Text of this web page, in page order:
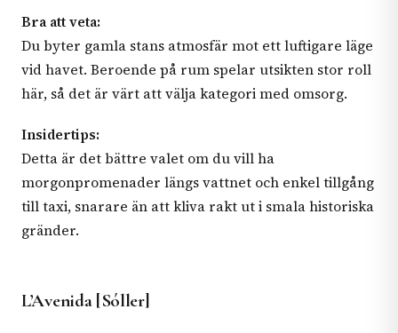
Bra att veta:
Du byter gamla stans atmosfär mot ett luftigare läge
vid havet. Beroende på rum spelar utsikten stor roll
här, så det är värt att välja kategori med omsorg.
Insidertips:
Detta är det bättre valet om du vill ha
morgonpromenader längs vattnet och enkel tillgång
till taxi, snarare än att kliva rakt ut i smala historiska
gränder.
L’Avenida [Sóller]